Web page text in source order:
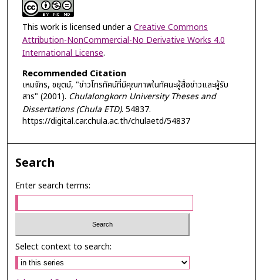
This work is licensed under a Creative Commons
Attribution-NonCommercial-No Derivative Works 4.0
International License.
Recommended Citation
เหมจักร, ชยุตม์, "ข่าวโทรทัศน์ที่มีคุณภาพในทัศนะผู้สื่อข่าวและผู้รับ
สาร" (2001). Chulalongkorn University Theses and
Dissertations (Chula ETD). 54837.
https://digital.car.chula.ac.th/chulaetd/54837
Search
Enter search terms:
Select context to search: